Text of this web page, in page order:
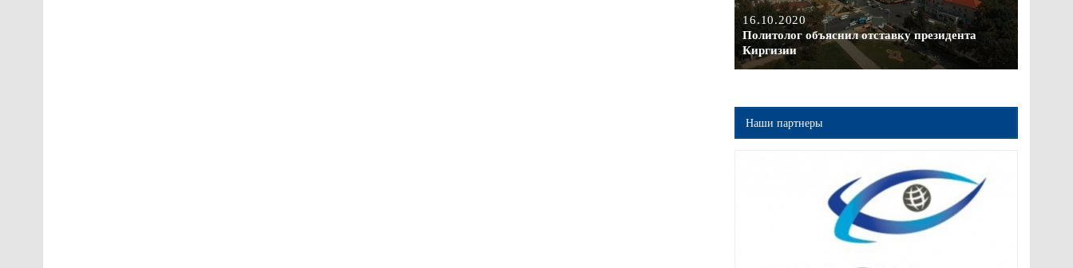
16.10.2020
Политолог объяснил отставку президента
Киргизии
Наши партнеры